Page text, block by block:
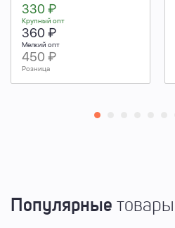
330 ₽
Крупный опт
360 ₽
Мелкий опт
450 ₽
Розница
Популярные товары